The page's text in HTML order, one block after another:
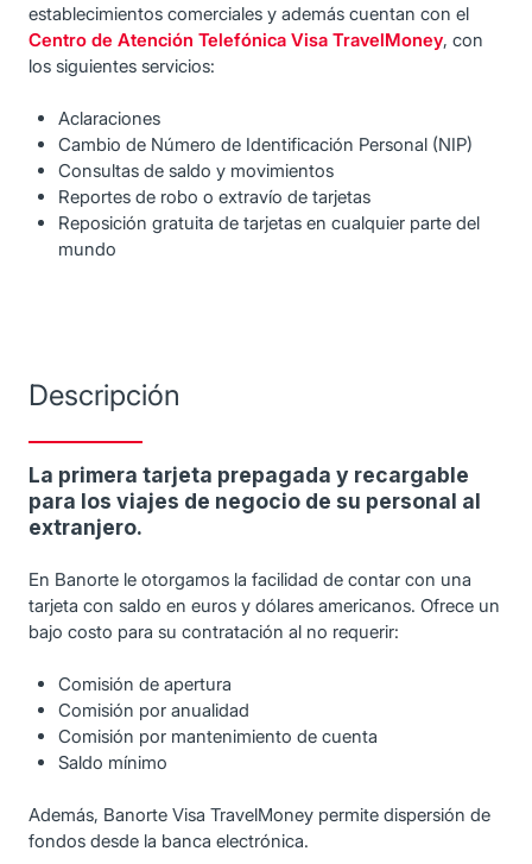
establecimientos comerciales y además cuentan con el
Centro de Atención Telefónica Visa TravelMoney, con
los siguientes servicios:
Aclaraciones
Cambio de Número de Identificación Personal (NIP)
Consultas de saldo y movimientos
Reportes de robo o extravío de tarjetas
Reposición gratuita de tarjetas en cualquier parte del
mundo
Descripción
La primera tarjeta prepagada y recargable
para los viajes de negocio de su personal al
extranjero.
En Banorte le otorgamos la facilidad de contar con una
tarjeta con saldo en euros y dólares americanos. Ofrece un
bajo costo para su contratación al no requerir:
Comisión de apertura
Comisión por anualidad
Comisión por mantenimiento de cuenta
Saldo mínimo
Además, Banorte Visa TravelMoney permite dispersión de
fondos desde la banca electrónica.